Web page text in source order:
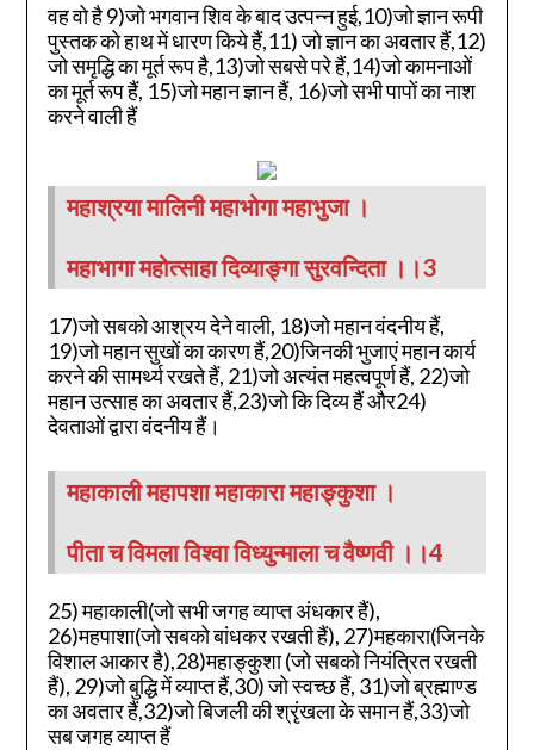
वह वो है 9)जो भगवान शिव के बाद उत्पन्न हुई,10)जो ज्ञान रूपी
पुस्तक को हाथ में धारण किये हैं,11) जो ज्ञान का अवतार हैं,12)
जो समृद्धि का मूर्त रूप है,13)जो सबसे परे हैं,14)जो कामनाओं
का मूर्त रूप हैं, 15)जो महान ज्ञान हैं, 16)जो सभी पापों का नाश
करने वाली हैं
महाश्रया मालिनी महाभोगा महाभुजा ।
महाभागा महोत्साहा दिव्याङ्गा सुरवन्दिता ।।3
17)जो सबको आश्रय देने वाली, 18)जो महान वंदनीय हैं,
19)जो महान सुखों का कारण हैं,20)जिनकी भुजाएं महान कार्य
करने की सामर्थ्य रखते हैं, 21)जो अत्यंत महत्वपूर्ण हैं, 22)जो
महान उत्साह का अवतार हैं,23)जो कि दिव्य हैं और24)
देवताओं द्वारा वंदनीय हैं।
महाकाली महापशा महाकारा महाङ्कुशा ।
पीता च विमला विश्वा विध्युन्माला च वैष्णवी ।।4
25) महाकाली(जो सभी जगह व्याप्त अंधकार हैं),
26)महपाशा(जो सबको बांधकर रखती हैं), 27)महकारा(जिनके
विशाल आकार है),28)महाङ्कुशा (जो सबको नियंत्रित रखती
हैं), 29)जो बुद्धि में व्याप्त हैं,30) जो स्वच्छ हैं, 31)जो ब्रह्माण्ड
का अवतार हैं,32)जो बिजली की श्रृंखला के समान हैं,33)जो
सब जगह व्याप्त हैं